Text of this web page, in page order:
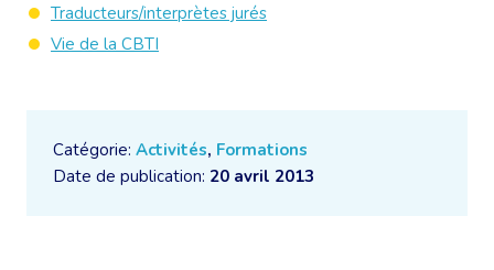
Catégorie: Activités, Formations
Date de publication: 20 avril 2013
Traducteurs/interprètes jurés
Vie de la CBTI